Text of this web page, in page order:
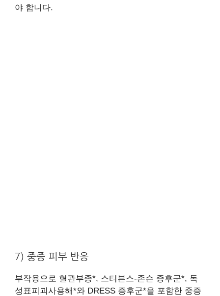
야 합니다.
7) 중증 피부 반응
부작용으로 혈관부종*, 스티븐스-존슨 증후군*, 독
성표피괴사용해*와 DRESS 증후군*을 포함한 중증